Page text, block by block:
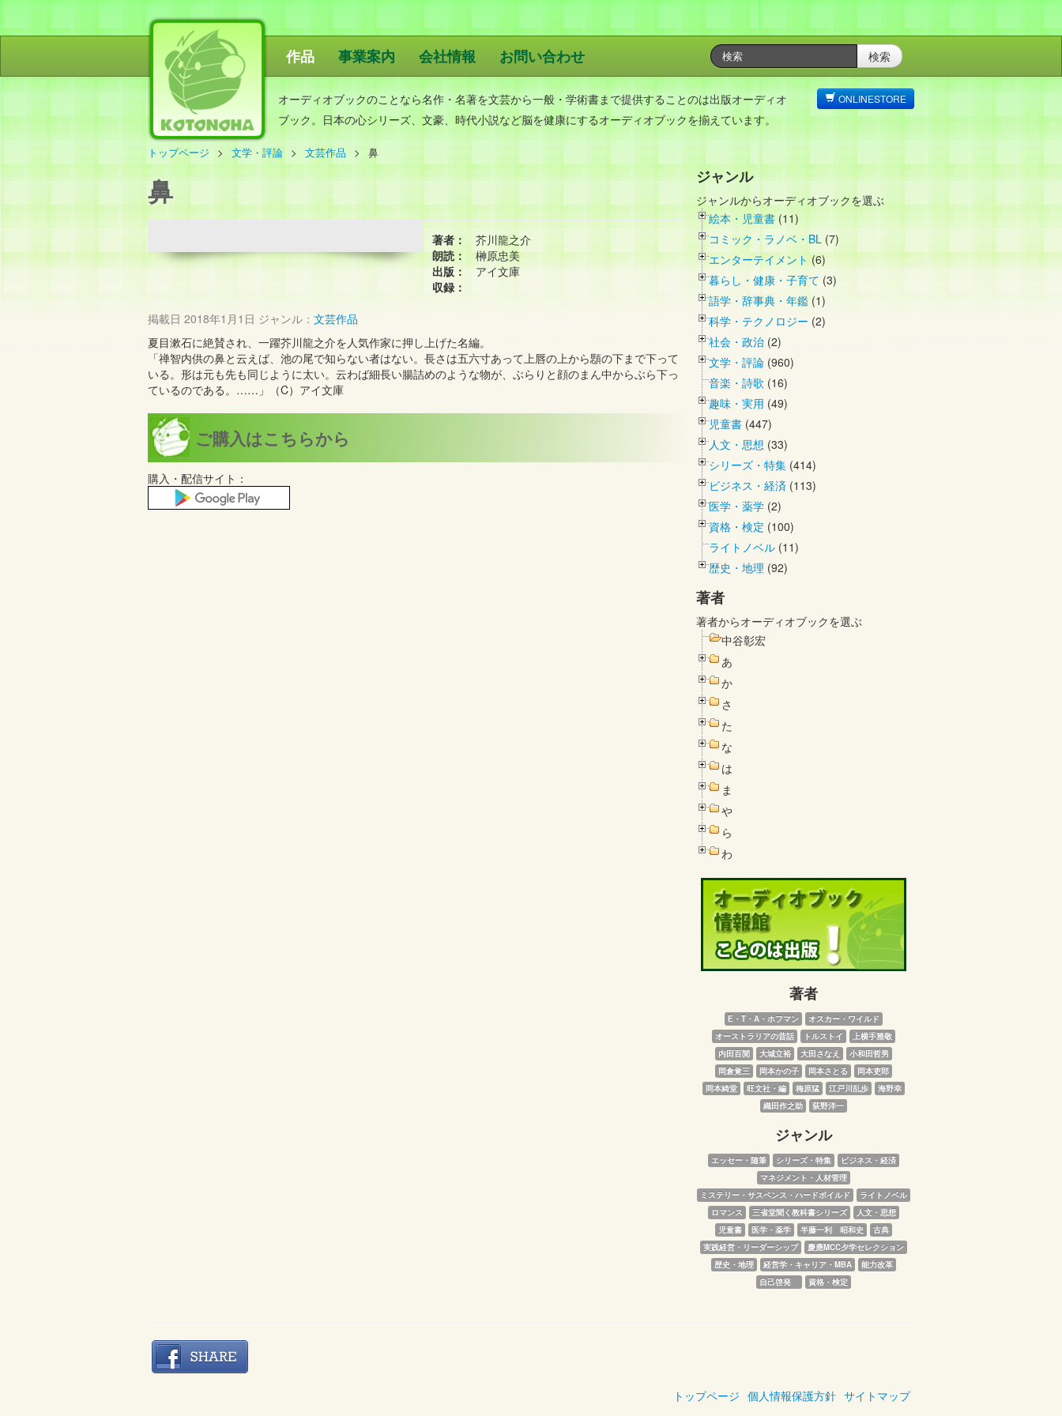
ことのは出版
作品 事業案内 会社情報 お問い合わせ 検索
オーディオブックのことなら名作・名著を文芸から一般・学術書まで提供することのは出版オーディオ
ブック。日本の心シリーズ、文豪、時代小説など脳を健康にするオーディオブックを揃えています。
ONLINESTORE
トップページ 文学・評論 文芸作品 鼻
鼻
著者：
芥川龍之介
朗読：
榊原忠美
出版：
アイ文庫
収録：
掲載日 2018年1月1日 ジャンル： 文芸作品
夏目漱石に絶賛され、一躍芥川龍之介を人気作家に押し上げた名編。
「禅智内供の鼻と云えば、池の尾で知らない者はない。長さは五六寸あって上唇の上から顋の下まで下って
いる。形は元も先も同じように太い。云わば細長い腸詰めのような物が、ぶらりと顔のまん中からぶら下っ
ているのである。……」（C）アイ文庫
ご購入はこちらから
購入・配信サイト：
ジャンル
ジャンルからオーディオブックを選ぶ
絵本・児童書 (11)
コミック・ラノベ・BL (7)
エンターテイメント (6)
暮らし・健康・子育て (3)
語学・辞事典・年鑑 (1)
科学・テクノロジー (2)
社会・政治 (2)
文学・評論 (960)
音楽・詩歌 (16)
趣味・実用 (49)
児童書 (447)
人文・思想 (33)
シリーズ・特集 (414)
ビジネス・経済 (113)
医学・薬学 (2)
資格・検定 (100)
ライトノベル (11)
歴史・地理 (92)
著者
著者からオーディオブックを選ぶ
中谷彰宏
あ
か
さ
た
な
は
ま
や
ら
わ
著者
E・T・A・ホフマン
オスカー・ワイルド
オーストラリアの昔話
トルストイ
上横手雅敬
内田百閒
大城立裕 大田さなえ
小和田哲男
岡倉覚三
岡本かの子 岡本さとる
岡本吏郎
岡本綺堂
旺文社・編 梅原猛 江戸川乱歩
海野幸
織田作之助
荻野洋一
ジャンル
エッセー・随筆 シリーズ・特集
ビジネス・経済
マネジメント・人材管理
ミステリー・サスペンス・ハードボイルド
ライトノベル
ロマンス
三省堂聞く教科書シリーズ
人文・思想
児童書
医学・薬学 半藤一利　昭和史
古典
実践経営・リーダーシップ
慶應MCC夕学セレクション
歴史・地理
経営学・キャリア・MBA
能力改革
自己啓発
資格・検定
トップページ 個人情報保護方針 サイトマップ